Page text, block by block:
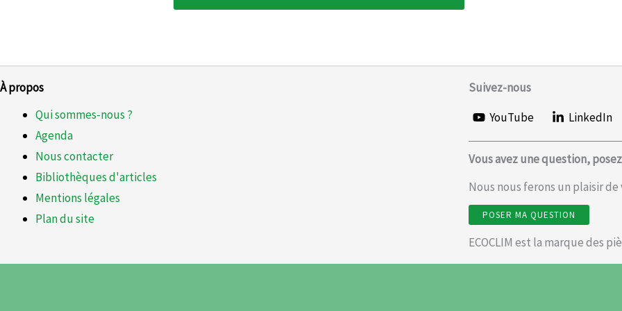
À propos
Qui sommes-nous ?
Agenda
Nous contacter
Bibliothèques d'articles
Mentions légales
Plan du site
Suivez-nous
YouTube
LinkedIn
Vous avez une question,
Nous nous ferons un plaisir
POSER MA QUESTION
ECOCLIM est la marque des